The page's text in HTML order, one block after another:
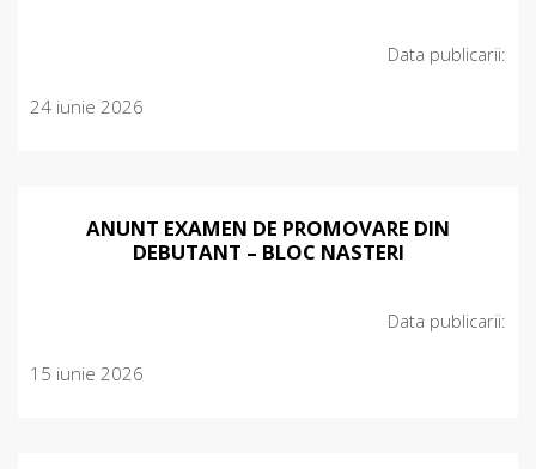
Data publicarii:
24 iunie 2026
ANUNT EXAMEN DE PROMOVARE DIN
DEBUTANT – BLOC NASTERI
Data publicarii:
15 iunie 2026